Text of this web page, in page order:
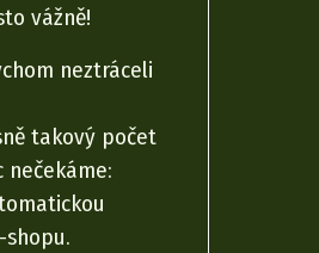
vážně!
neztráceli
takový počet
nečekáme: